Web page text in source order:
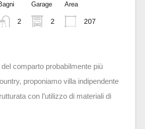
2
Garage
2
Area
207
del comparto probabilmente più
proponiamo villa indipendente
con l’utilizzo di materiali di